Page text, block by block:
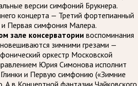
версии симфоний Брукнера.
концерта — Третий фортепианный
Первая симфония Малера.
зале консерватории воспоминания
зимними грезами —
оркестр Московской
Юрия Симонова исполнит
и Первую симфонию («Зимние
А в Концертной фантазии Чайковского